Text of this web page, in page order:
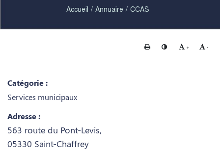
Accueil Annuaire CCAS
Imprimer Changer le contraste
+ Agrandir le
-
Catégorie :
Services municipaux
Adresse :
563 route du Pont-Levis,
05330 Saint-Chaffrey